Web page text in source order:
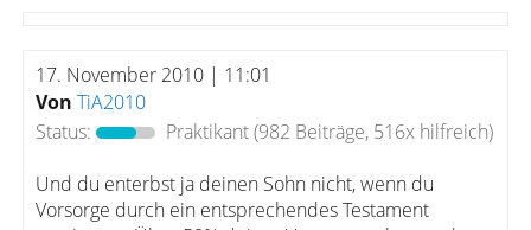
17. November 2010 | 11:01
Von TiA2010
Status:
Praktikant(982 Beiträge, 516x hilfreich)
Und du enterbst ja deinen Sohn nicht, wenn du
Vorsorge durch ein entsprechendes Testament